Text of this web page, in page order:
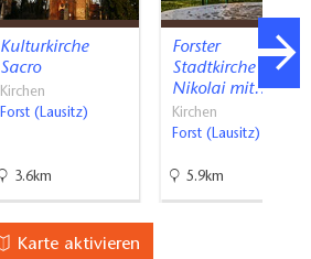
Kulturkirche
Sacro
Kirchen
Forst (Lausitz)
3.6km
Forster
Stadtkirche St.
Nikolai mit…
Kirchen
Forst (Lausitz)
5.9km
Karte aktivieren